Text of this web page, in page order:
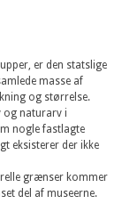
er den statslige
masse af
og størrelse.
og naturarv i
nogle fastlagte
eksisterer der ikke
grænser kommer
del af museerne.